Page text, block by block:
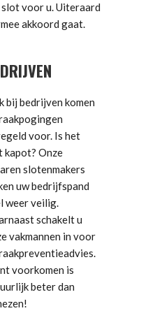
voor u. Uiteraard
akkoord gaat.
bij bedrijven komen
voor. Is het
kapot? Onze
slotenmakers
uw bedrijfspand
weer veilig.
schakelt u
vakmannen in voor
voorkomen is
beter dan